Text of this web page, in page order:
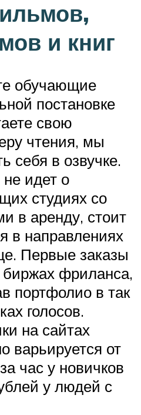
и книг
обучающие
постановке
свою
чтения, мы
себя в озвучке.
идет о
студиях со
в аренду, стоит
в направлениях
Первые заказы
фриланса,
портфолио в так
голосов.
на сайтах
варьируется от
час у новичков
у людей с